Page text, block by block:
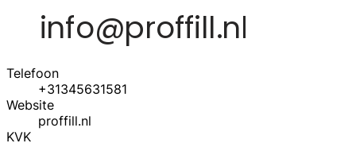
Telefoon
+31345631581
Website
proffill.nl
KVK